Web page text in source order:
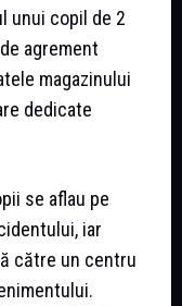
unui copil de 2
agrement
magazinului
dedicate
se aflau pe
iar
către un centru